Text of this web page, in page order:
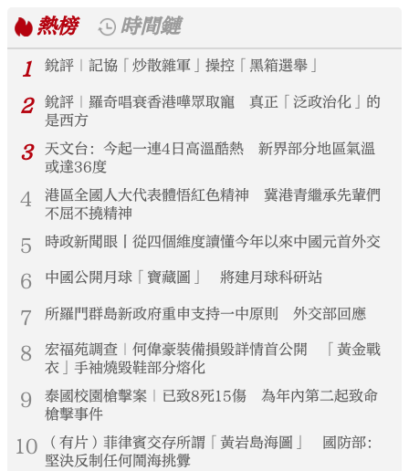
熱榜
時間鏈
1
銳評｜記協「炒散雜軍」操控「黑箱選舉」
2
銳評｜羅奇唱衰香港嘩眾取寵 真正「泛政治化」的
是西方
3
天文台：今起一連4日高溫酷熱 新界部分地區氣溫
或達36度
4
港區全國人大代表體悟紅色精神 冀港青繼承先輩們
不屈不撓精神
5 時政新聞眼丨從四個維度讀懂今年以來中國元首外交
6 中國公開月球「寶藏圖」 將建月球科研站
7 所羅門群島新政府重申支持一中原則 外交部回應
8
宏福苑調查｜何偉豪裝備損毀詳情首公開 「黃金戰
衣」手袖燒毀鞋部分熔化
9
泰國校園槍擊案｜已致8死15傷 為年內第二起致命
槍擊事件
10
（有片）菲律賓交存所謂「黃岩島海圖」 國防部：
堅決反制任何鬧海挑釁